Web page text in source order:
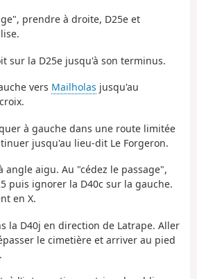
prendre à droite, D25e et
sur la D25e jusqu'à son terminus.
vers Mailholas jusqu'au
à gauche dans une route limitée
jusqu'au lieu-dit Le Forgeron.
angle aigu. Au "cédez le passage",
puis ignorer la D40c sur la gauche.
en X.
la D40j en direction de Latrape. Aller
le cimetière et arriver au pied